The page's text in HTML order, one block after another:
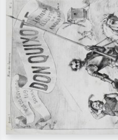
ex. Monet, Nuit étoilée,
impressionnisme, vague de Hokusai,
nu.